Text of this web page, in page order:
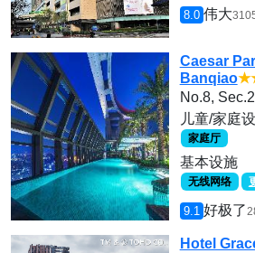
8.0 伟大
Caesar
Banqiao
No.8,
儿童/家庭
家庭厅
基本设施
无线网络
9.1 好极了
Hotel